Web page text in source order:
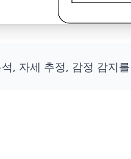
, 자세 추정, 감정 감지